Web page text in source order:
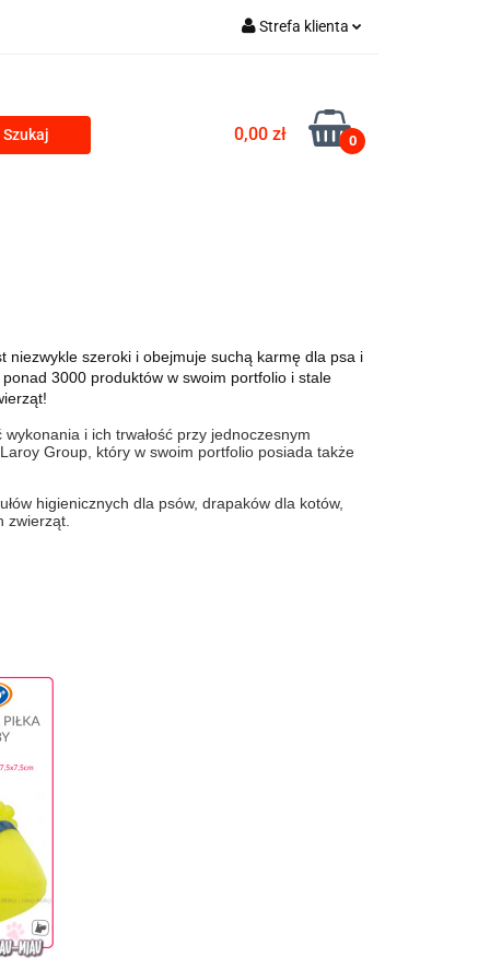
Strefa klienta
Zarejestruj się
Dodaj zgłoszenie
0,00 zł 0
niezwykle szeroki i obejmuje suchą karmę dla psa i
3000 produktów w swoim portfolio i stale
i ich trwałość przy jednoczesnym
Group, który w swoim portfolio posiada także
higienicznych dla psów, drapaków dla kotów,
zwierząt.